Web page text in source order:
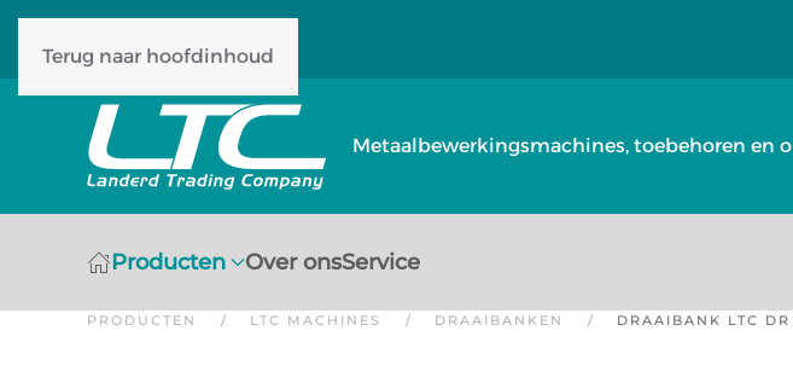
Terug naar hoofdinhoud
Metaalbewerkingsmachines, toebehoren en
Producten Over onsService
PRODUCTEN LTC MACHINES DRAAIBANKEN DRAAIBANK LTC